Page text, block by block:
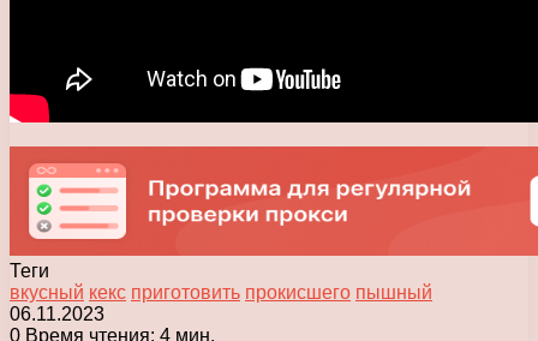
Теги
вкусный кекс приготовить прокисшего пышный
06.11.2023
0 Время чтения: 4 мин.